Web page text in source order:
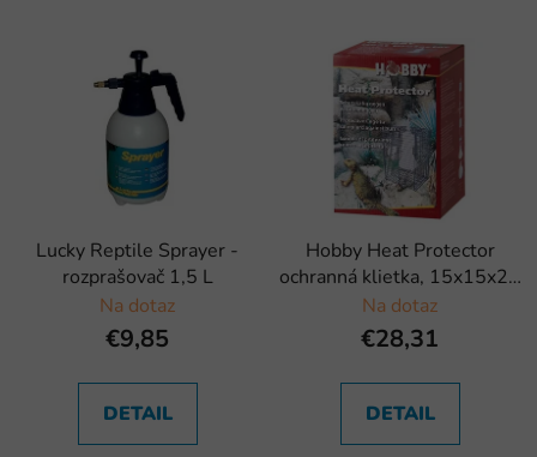
Lucky Reptile Sprayer -
rozprašovač 1,5 L
Na dotaz
€9,85
DETAIL
Hobby Heat Protector
ochranná klietka, 15x15x25
cm
Na dotaz
€28,31
DETAIL